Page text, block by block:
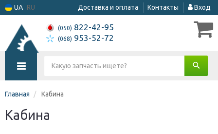
UA RU Доставка и оплата Контакты Вход
(050) 822-42-95
(068) 953-52-72
Главная Кабина
Кабина